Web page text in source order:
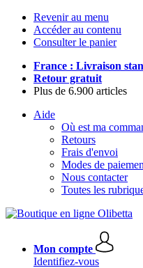
Revenir au menu
Accéder au contenu
Consulter le panier
France : Livraison
Retour gratuit
Plus de 6.900 articles
Aide
Où est ma
Retours
Frais d'envoi
Modes de
Nous contacter
Toutes les
Mon compte
Identifiez-vous